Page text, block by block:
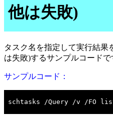
他は失敗)
タスク名を指定して実行結果
は失敗)するサンプルコードで
サンプルコード：